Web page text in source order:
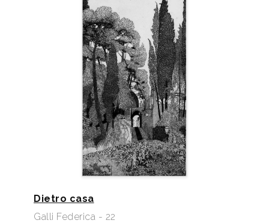
Dietro casa
Galli Federica - 22